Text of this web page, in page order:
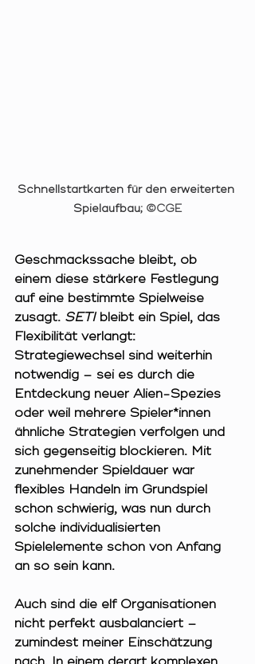
Schnellstartkarten für den erweiterten
Spielaufbau; ©CGE
Geschmackssache bleibt, ob
einem diese stärkere Festlegung
auf eine bestimmte Spielweise
zusagt. SETI bleibt ein Spiel, das
Flexibilität verlangt:
Strategiewechsel sind weiterhin
notwendig – sei es durch die
Entdeckung neuer Alien-Spezies
oder weil mehrere Spieler*innen
ähnliche Strategien verfolgen und
sich gegenseitig blockieren. Mit
zunehmender Spieldauer war
flexibles Handeln im Grundspiel
schon schwierig, was nun durch
solche individualisierten
Spielelemente schon von Anfang
an so sein kann.
Auch sind die elf Organisationen
nicht perfekt ausbalanciert –
zumindest meiner Einschätzung